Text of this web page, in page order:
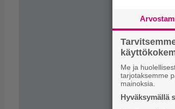
Me ja
tarjotaksemme
mainoksia.
Hyväksymällä